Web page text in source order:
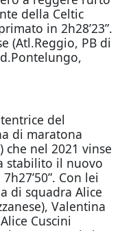
della Celtic
in 2h28’23”.
(Atl.Reggio, PB di
del
di maratona
che nel 2021 vinse
stabilito il nuovo
Con lei
di squadra Alice
Valentina
Cuscini